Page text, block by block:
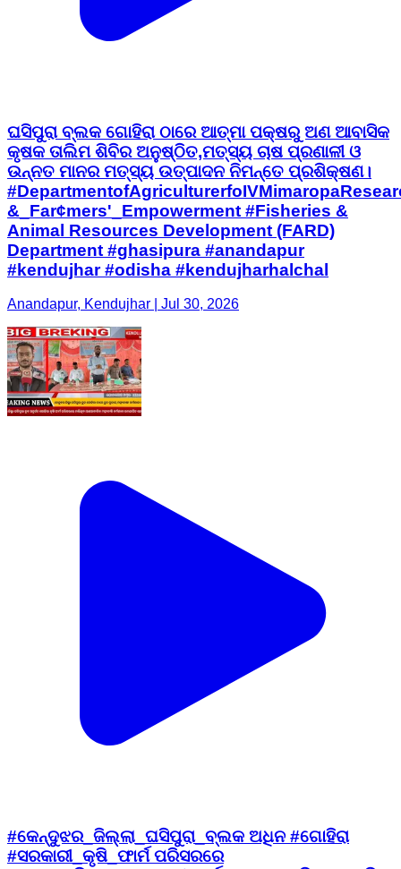
ଘସିପୁରା ବ୍ଲକ ଗୋହିରା ଠାରେ ଆତ୍ମା ପକ୍ଷରୁ ଅଣ ଆବାସିକ
କୃଷକ ତାଲିମ ଶିବିର ଅନୁଷ୍ଠିତ,ମତ୍ସ୍ୟ ଚାଷ ପ୍ରଣାଳୀ ଓ
ଉନ୍ନତ ମାନର ମତ୍ସ୍ୟ ଉତ୍ପାଦନ ନିମନ୍ତେ ପ୍ରଶିକ୍ଷଣ।
&_Far¢mers'_Empowerment #Fisheries &
Animal Resources Development (FARD)
Department #ghasipura #anandapur
#kendujhar #odisha #kendujharhalchal
Anandapur, Kendujhar | Jul 30, 2026
#କେନ୍ଦୁଝର_ଜିଲ୍ଲା_ଘସିପୁରା_ବ୍ଲକ ଅଧିନ #ଗୋହିରା
#ସରକାରୀ_କୃଷି_ଫାର୍ମ ପରିସରରେ